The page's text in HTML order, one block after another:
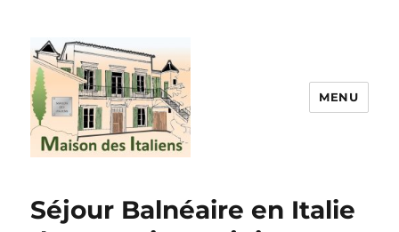
MENU
Séjour Balnéaire en Italie